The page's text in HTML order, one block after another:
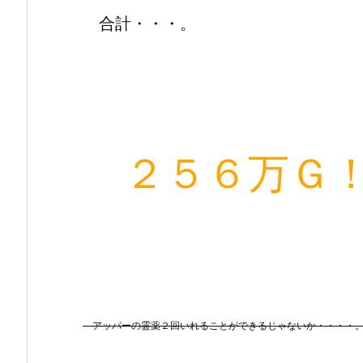
合計・・・。
２５６万Ｇ
アッパーの霊薬２回いれることができるじゃないか・・・・